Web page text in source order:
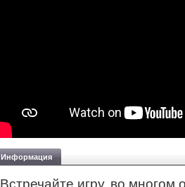
Информация
Встречайте игру, во многом